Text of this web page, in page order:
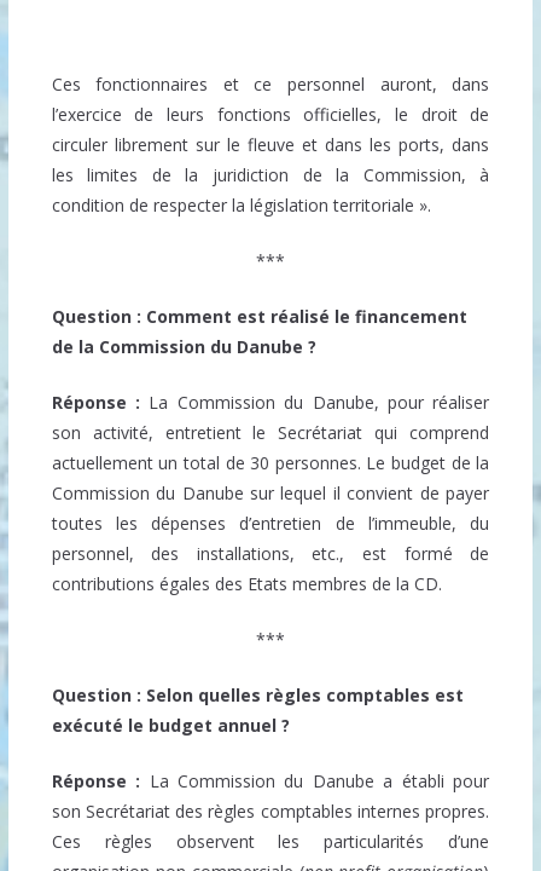
Ces fonctionnaires et ce personnel auront, dans
l’exercice de leurs fonctions officielles, le droit de
circuler librement sur le fleuve et dans les ports, dans
les limites de la juridiction de la Commission, à
condition de respecter la législation territoriale ».
***
Question : Comment est réalisé le financement
de la Commission du Danube ?
Réponse : La Commission du Danube, pour réaliser
son activité, entretient le Secrétariat qui comprend
actuellement un total de 30 personnes. Le budget de la
Commission du Danube sur lequel il convient de payer
toutes les dépenses d’entretien de l’immeuble, du
personnel, des installations, etc., est formé de
contributions égales des Etats membres de la CD.
***
Question : Selon quelles règles comptables est
exécuté le budget annuel ?
Réponse : La Commission du Danube a établi pour
son Secrétariat des règles comptables internes propres.
Ces règles observent les particularités d’une